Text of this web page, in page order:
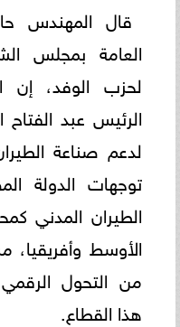
قال المهندس
العامة بمجلس
لحزب الوفد، إن
الرئيس عبد
لدعم صناعة
توجهات الدولة
الطيران المدني
الأوسط وأفريقيا،
من التحول الرقمي
هذا القطاع.